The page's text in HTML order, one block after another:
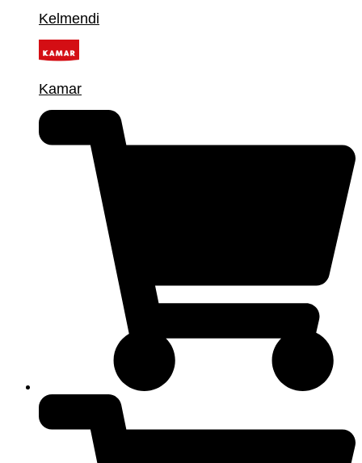
Kelmendi
Kamar